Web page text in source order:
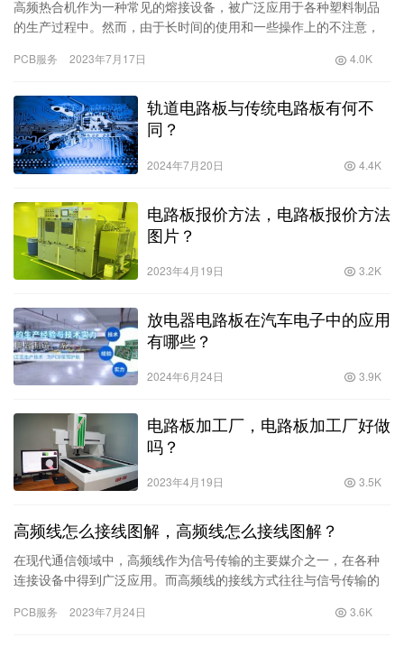
高频热合机作为一种常见的熔接设备，被广泛应用于各种塑料制品
的生产过程中。然而，由于长时间的使用和一些操作上的不注意，
流接触器吸不住和电流不稳定。下面我们将
PCB服务 2023年7月17日 4.0K
轨道电路板与传统电路板有何不
同？
2024年7月20日 4.4K
电路板报价方法，电路板报价方法
图片？
2023年4月19日 3.2K
放电器电路板在汽车电子中的应用
有哪些？
2024年6月24日 3.9K
电路板加工厂，电路板加工厂好做
吗？
2023年4月19日 3.5K
高频线怎么接线图解，高频线怎么接线图解？
在现代通信领域中，高频线作为信号传输的主要媒介之一，在各种
连接设备中得到广泛应用。而高频线的接线方式往往与信号传输的
重要前提之一。本文将详细图解高频线的接线方式，
PCB服务 2023年7月24日 3.6K